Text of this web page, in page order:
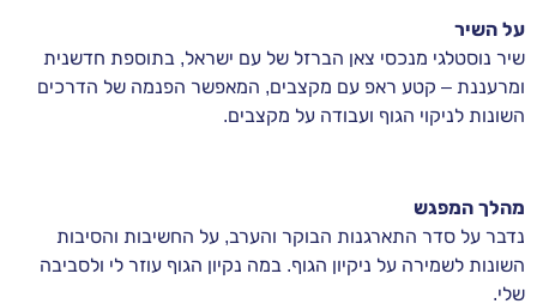
על השיר
שיר נוסטלגי מנכסי צאן הברזל של עם ישראל, בתוספת חדשנית
ומרעננת – קטע ראפ עם מקצבים, המאפשר הפנמה של הדרכים
השונות לניקוי הגוף ועבודה על מקצבים.
מהלך המפגש
נדבר על סדר התארגנות הבוקר והערב, על החשיבות והסיבות
השונות לשמירה על ניקיון הגוף. במה נקיון הגוף עוזר לי ולסביבה
שלי.